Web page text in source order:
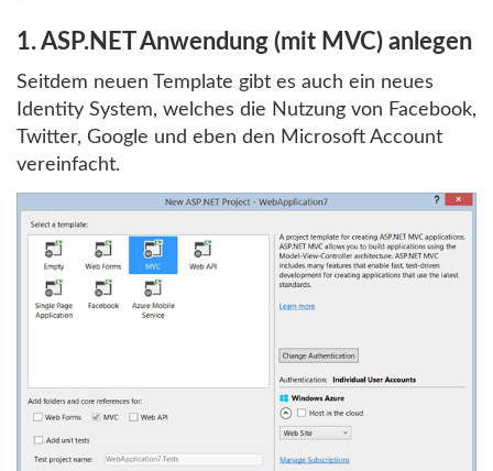
1. ASP.NET Anwendung (mit MVC) anlegen
Seitdem neuen Template gibt es auch ein neues
Identity System, welches die Nutzung von Facebook,
Twitter, Google und eben den Microsoft Account
vereinfacht.